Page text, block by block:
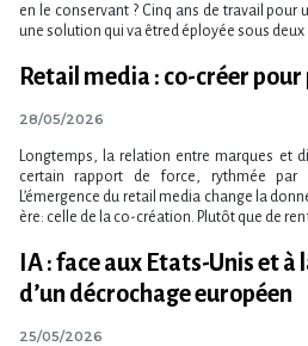
en le conservant ? Cinq ans de travail pour
une solution qui va êtred éployée sous deux
Retail media : co-créer
28/05/2026
Longtemps, la relation entre marques et
certain rapport de force, rythmée par
L’émergence du retail media change la
ère: celle de la co-création. Plutôt que de
IA : face aux Etats-Unis et à
d’un décrochage européen
25/05/2026